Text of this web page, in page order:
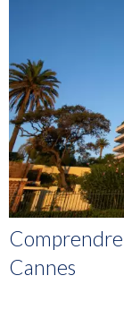
Cannes